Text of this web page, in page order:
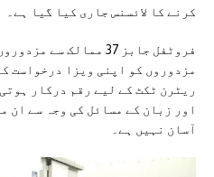
کرنے کا لائسنس جاری کیا گیا ہے۔
فروٹفل جابز 37 ممالک
ریٹرن ٹکٹ کے لیے رقم درکار
اور زبان کے مسائل کی وجہ سے ان
آسان نہیں ہے۔